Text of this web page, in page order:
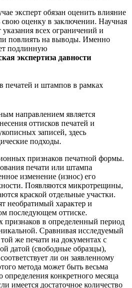
эксперт обязан оценить влияние
свою оценку в заключении. Научная
указания всех ограничений и
повлиять на выводы. Именно
подлинную
экспертиза давности
печатей и штампов в рамках
направлением является
оттисков печатей и
записей, здесь
подходы.
признаков печатной формы.
печати или штампа
изменение (износ) его
Появляются микротрещины,
краской отдельные участки.
необратимый характер и
последующем оттиске.
признаков в определенный период
Сравнивая исследуемый
же печати на документах с
датой (свободные образцы),
ли он заявленному
метода может быть весьма
определения конкретного месяца
имеется достаточное количество